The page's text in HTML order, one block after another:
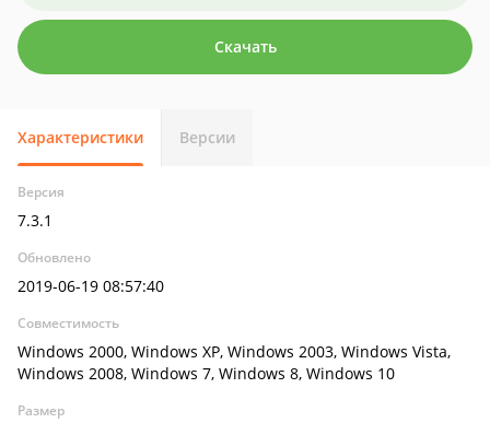
Скачать
Характеристики Версии
Версия
7.3.1
Обновлено
2019-06-19 08:57:40
Совместимость
Windows 2000, Windows XP, Windows 2003, Windows Vista,
Windows 2008, Windows 7, Windows 8, Windows 10
Размер